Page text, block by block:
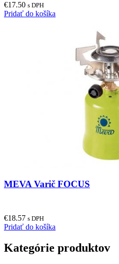
€17.50 s DPH
Pridať do košíka
MEVA Varič FOCUS
€18.57 s DPH
Pridať do košíka
Kategórie produktov